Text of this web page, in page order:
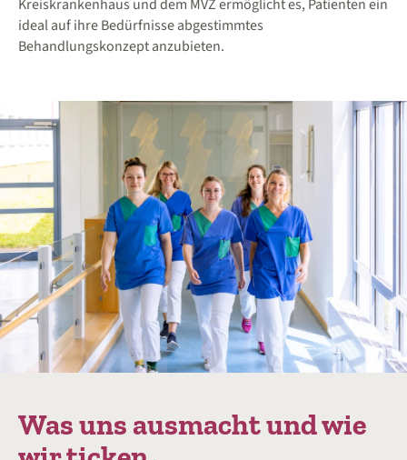
Kreiskrankenhaus und dem MVZ ermöglicht es, Patienten ein
ideal auf ihre Bedürfnisse abgestimmtes
Behandlungskonzept anzubieten.
Was uns ausmacht und wie